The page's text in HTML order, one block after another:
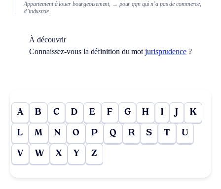
Appartement à louer bourgeoisement, → pour qqn qui n’a pas de commerce,
d’industrie.
À découvrir
Connaissez-vous la définition du motjurisprudence ?
A B C D E F G H I J K
L M N O P Q R S T U
V W X Y Z